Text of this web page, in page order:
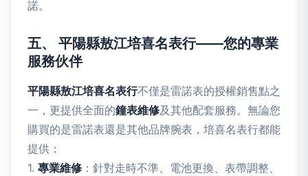
諾。
五、 平陽縣敖江培喜名表行——您的專業
服務伙伴
平陽縣敖江培喜名表行不僅是雷諾表的授權銷售點之
一，更提供全面的鐘表維修及其他配套服務。無論您
購買的是雷諾表還是其他品牌腕表，培喜名表行都能
提供：
1. 專業維修 ：針對走時不準、電池更換、表帶調整、